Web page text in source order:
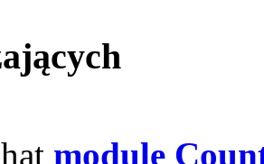
module